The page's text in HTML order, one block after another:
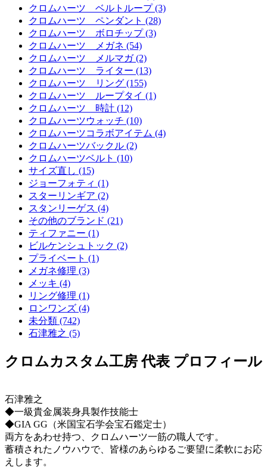
クロムハーツ ベルトループ (3)
クロムハーツ ペンダント (28)
クロムハーツ ボロチップ (3)
クロムハーツ メガネ (54)
クロムハーツ メルマガ (2)
クロムハーツ ライター (13)
クロムハーツ リング (155)
クロムハーツ ループタイ (1)
クロムハーツ 時計 (12)
クロムハーツウォッチ (10)
クロムハーツコラボアイテム (4)
クロムハーツバックル (2)
クロムハーツベルト (10)
サイズ直し (15)
ジョーフォティ (1)
スターリンギア (2)
スタンリーゲス (4)
その他のブランド (21)
ティファニー (1)
ビルケンシュトック (2)
プライベート (1)
メガネ修理 (3)
メッキ (4)
リング修理 (1)
ロンワンズ (4)
未分類 (742)
石津雅之 (5)
クロムカスタム工房 代表 プロフィール
石津雅之
◆一級貴金属装身具製作技能士
◆GIA GG（米国宝石学会宝石鑑定士）
両方をあわせ持つ、クロムハーツ一筋の職人です。
蓄積されたノウハウで、皆様のあらゆるご要望に柔軟にお応
えします。